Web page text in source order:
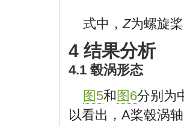
式中，Z为螺旋
4 结果分析
4.1 毂涡形态
图5和 图6分别为
以看出，A桨毂涡